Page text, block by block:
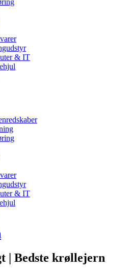
& IT
& IT
| Bedste krøllejern